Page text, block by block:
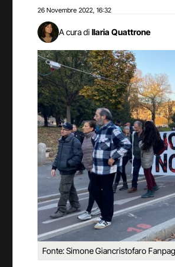
26 Novembre 2022 16:32
A cura di Ilaria Quattrone
Fonte: Simone Giancristofaro